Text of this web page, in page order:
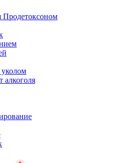
алкоголя